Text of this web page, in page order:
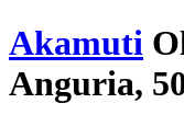
Akamuti
Anguria,